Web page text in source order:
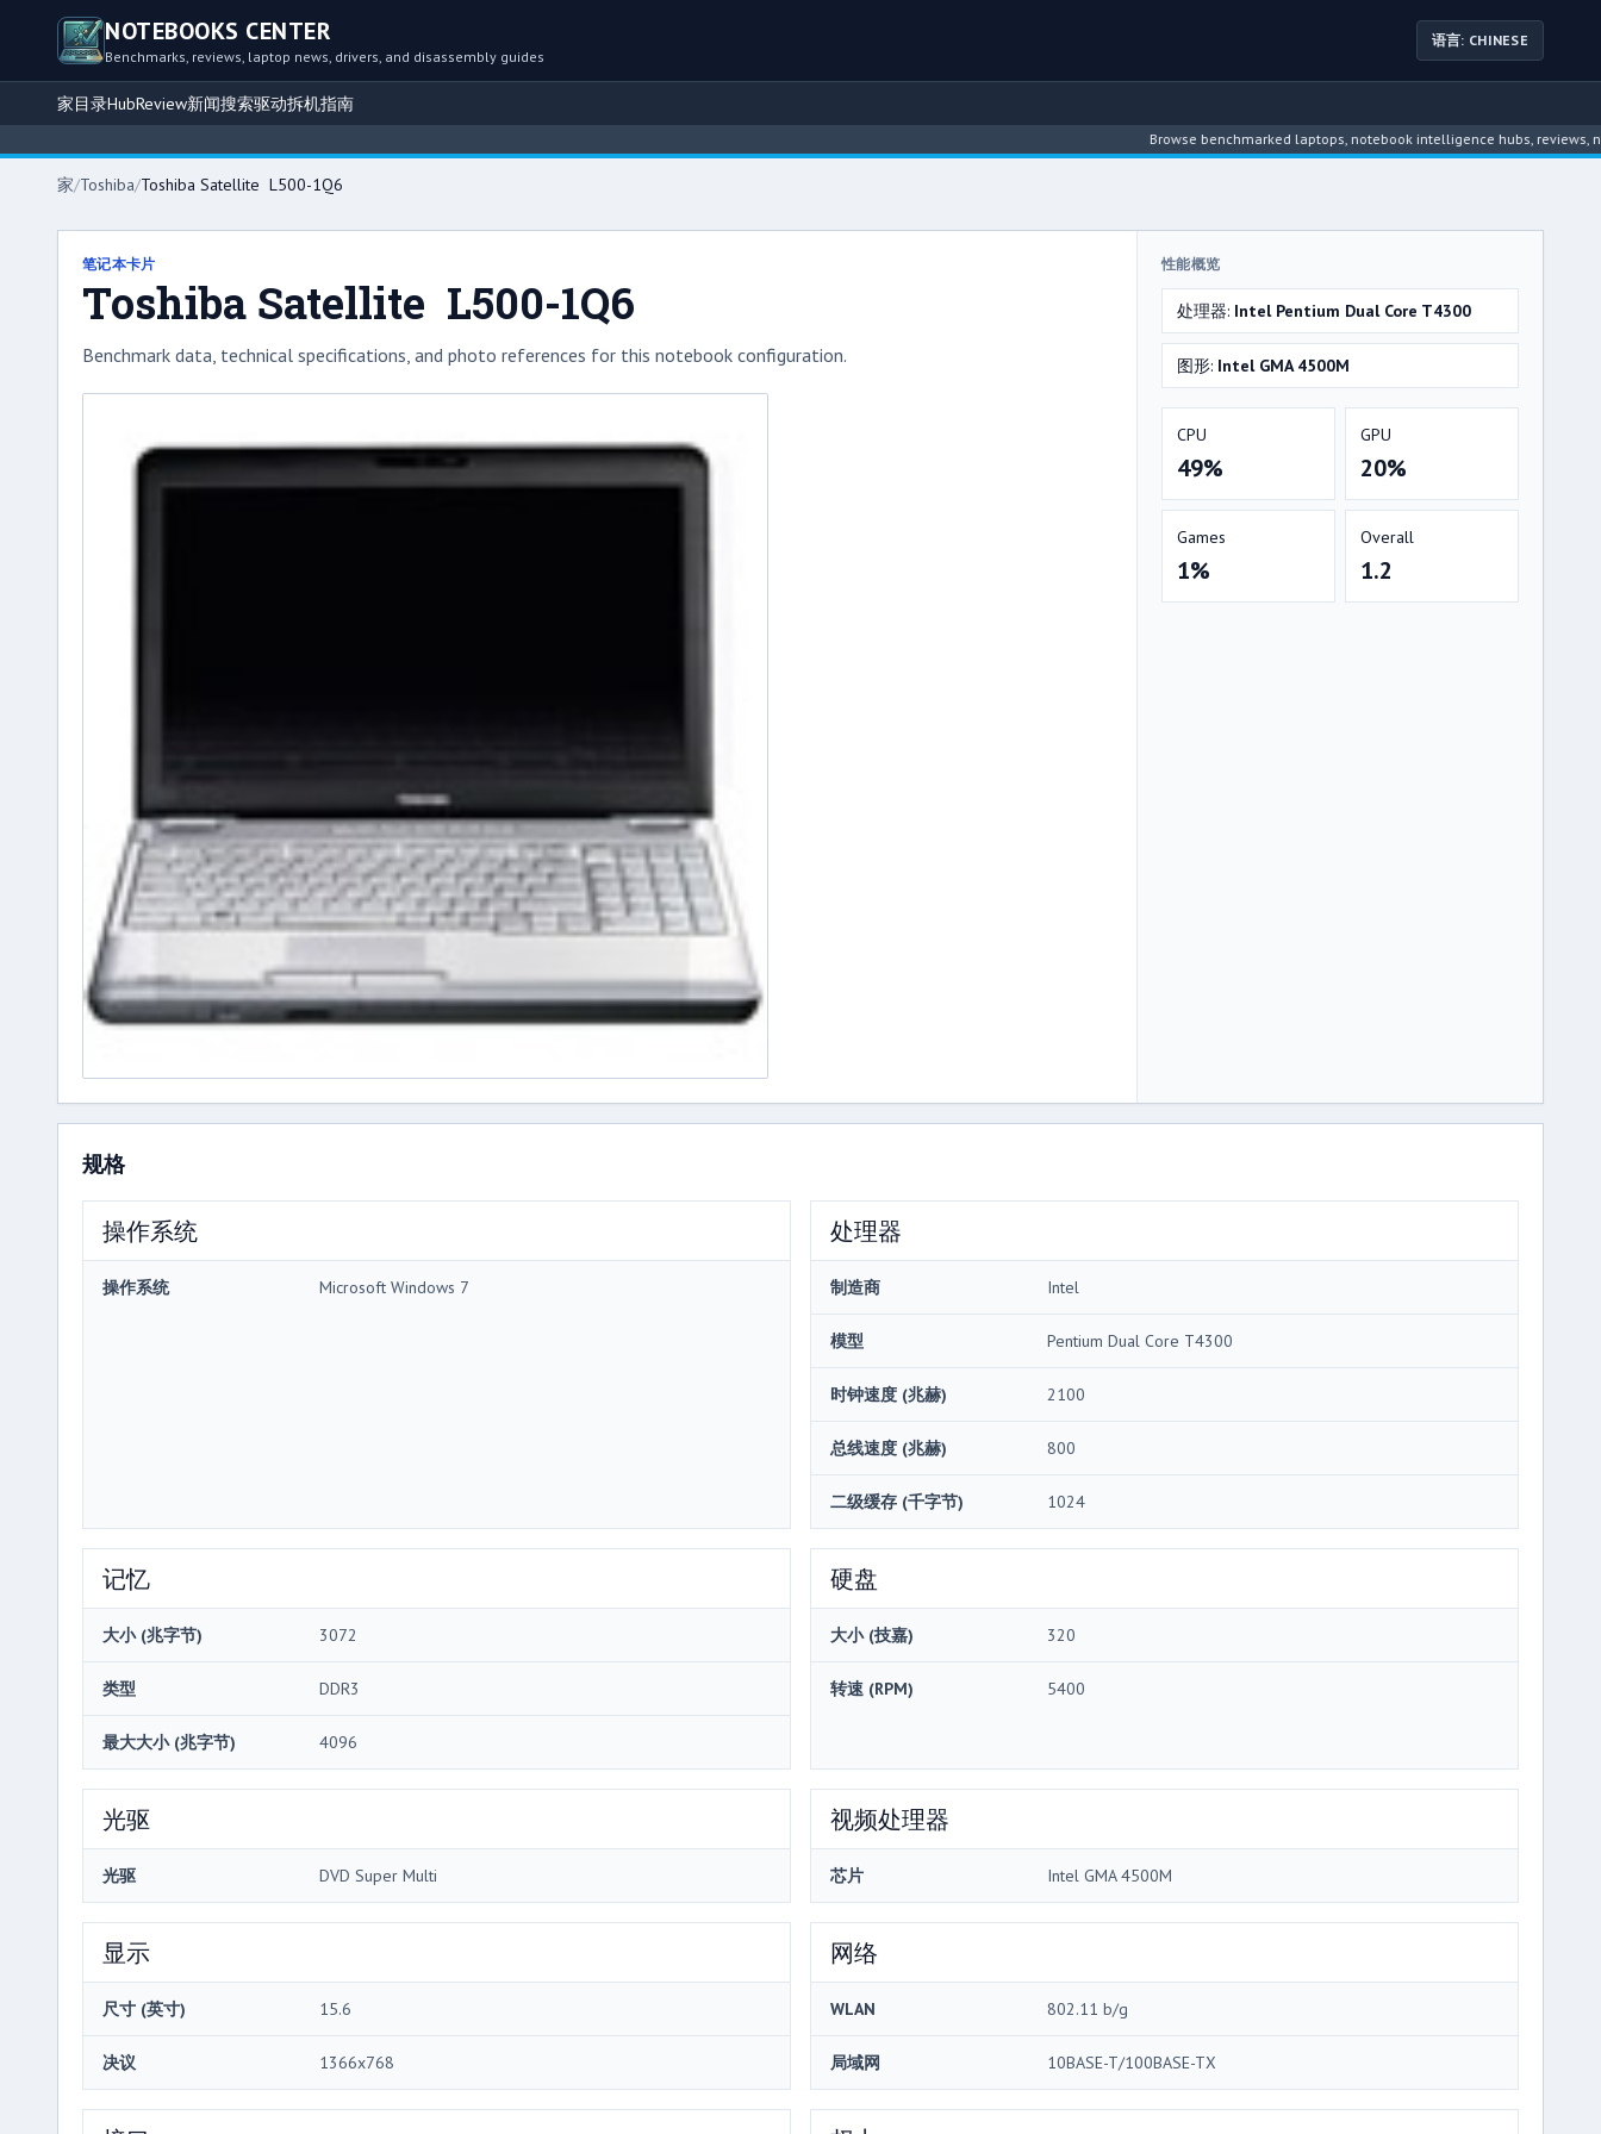
NOTEBOOKS CENTER
Benchmarks, reviews, laptop news, drivers, and disassembly guides
语言: CHINESE
家目录HubReview新闻搜索驱动拆机指南
Browse benchmarked laptops, notebook intelligence hubs, reviews, news,
家/Toshiba/Toshiba Satellite L500-1Q6
笔记本卡片
Toshiba Satellite L500-1Q6
Benchmark data, technical specifications, and photo references for this notebook configuration.
性能概览
处理器: Intel Pentium Dual Core T4300
图形: Intel GMA 4500M
CPU
49%
GPU
20%
Games
1%
Overall
1.2
规格
操作系统
操作系统 Microsoft Windows 7
处理器
制造商 Intel
模型 Pentium Dual Core T4300
时钟速度 (兆赫) 2100
总线速度 (兆赫) 800
二级缓存 (千字节) 1024
记忆
大小 (兆字节) 3072
类型 DDR3
最大大小 (兆字节) 4096
硬盘
大小 (技嘉) 320
转速 (RPM) 5400
光驱
光驱 DVD Super Multi
视频处理器
芯片 Intel GMA 4500M
显示
尺寸 (英寸) 15.6
决议 1366x768
网络
WLAN 802.11 b/g
局域网 10BASE-T/100BASE-TX